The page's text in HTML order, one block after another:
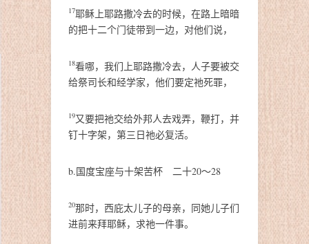
17耶稣上耶路撒冷去的时候，在路上暗暗
的把十二个门徒带到一边，对他们说，
18看哪，我们上耶路撒冷去，人子要被交
给祭司长和经学家，他们要定祂死罪，
19又要把祂交给外邦人去戏弄，鞭打，并
钉十字架，第三日祂必复活。
b.国度宝座与十架苦杯 二十20～28
20那时，西庇太儿子的母亲，同她儿子们
进前来拜耶稣，求祂一件事。